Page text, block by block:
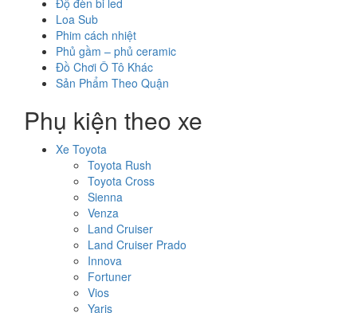
Độ đèn bi led
Loa Sub
Phim cách nhiệt
Phủ gầm – phủ ceramic
Đồ Chơi Ô Tô Khác
Sản Phẩm Theo Quận
Phụ kiện theo xe
Xe Toyota
Toyota Rush
Toyota Cross
Sienna
Venza
Land Cruiser
Land Cruiser Prado
Innova
Fortuner
Vios
Yaris